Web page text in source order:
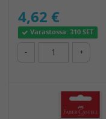
4,62 €
Varastossa:310 SET
- +